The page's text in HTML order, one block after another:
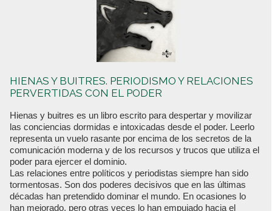
HIENAS Y BUITRES. PERIODISMO Y RELACIONES
PERVERTIDAS CON EL PODER
Hienas y buitres es un libro escrito para despertar y movilizar
las conciencias dormidas e intoxicadas desde el poder. Leerlo
representa un vuelo rasante por encima de los secretos de la
comunicación moderna y de los recursos y trucos que utiliza el
poder para ejercer el dominio.
Las relaciones entre políticos y periodistas siempre han sido
tormentosas. Son dos poderes decisivos que en las últimas
décadas han pretendido dominar el mundo. En ocasiones lo
han mejorado, pero otras veces lo han empujado hacia el